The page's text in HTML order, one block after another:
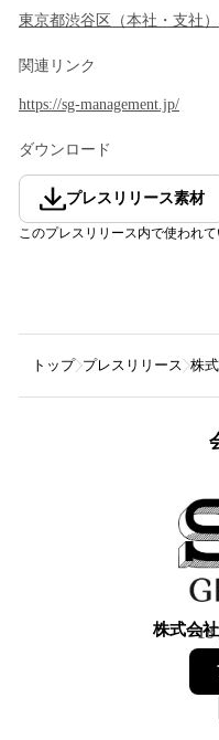
東京都渋谷区 （本社・支社 ）
関連リンク
https://sg-management.jp/
ダウンロード
プレスリリース素材
このプレスリリース内で使われ
トップ プレスリリース 株
株式会18